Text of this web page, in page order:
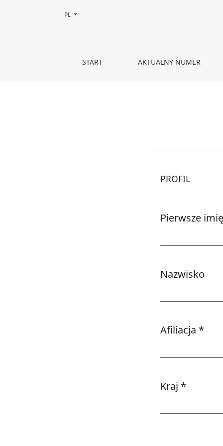
Zarejestruj
START AKTUALNY NUMER
Zmień język, obecnie wybrany to:
PL
PROFIL
Pierwsze
Nazwisko
Afiliacja *
Kraj *